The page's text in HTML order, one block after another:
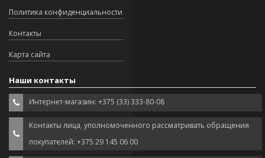
Политика конфиденциальности
Контакты
Карта сайта
Наши контакты
Интернет-магазин: +375 (33) 333-80-08
Контакты лица, уполномоченного рассматривать обращения
покупателей: +375 29 145 06 00